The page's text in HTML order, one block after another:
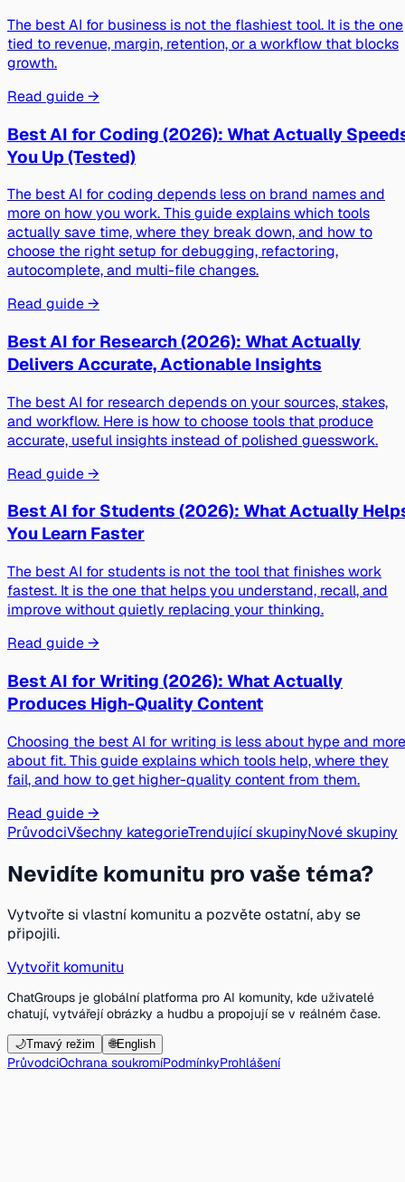
The best AI for business is not the flashiest tool. It is the one
tied to revenue, margin, retention, or a workflow that blocks
growth.
Read guide →
Best AI for Coding (2026): What Actually
You Up (Tested)
The best AI for coding depends less on brand names and
more on how you work. This guide explains which tools
actually save time, where they break down, and how to
choose the right setup for debugging, refactoring,
autocomplete, and multi-file changes.
Read guide →
Best AI for Research (2026): What Actually
Delivers Accurate, Actionable Insights
The best AI for research depends on your sources, stakes,
and workflow. Here is how to choose tools that produce
accurate, useful insights instead of polished guesswork.
Read guide →
Best AI for Students (2026): What Actually
You Learn Faster
The best AI for students is not the tool that finishes work
fastest. It is the one that helps you understand, recall, and
improve without quietly replacing your thinking.
Read guide →
Best AI for Writing (2026): What Actually
Produces High-Quality Content
Choosing the best AI for writing is less about hype and more
about fit. This guide explains which tools help, where they
fail, and how to get higher-quality content from them.
Read guide →
PrůvodciVšechny kategorieTrendující skupinyNové skupiny
Nevidíte komunitu pro vaše téma?
Vytvořte si vlastní komunitu a pozvěte ostatní, aby se
připojili.
Vytvořit komunitu
ChatGroups je globální platforma pro AI komunity, kde uživatelé
chatují, vytvářejí obrázky a hudbu a propojují se v reálném čase.
🌙Tmavý režim 🌐English
PrůvodciOchrana soukromíPodmínkyProhlášení